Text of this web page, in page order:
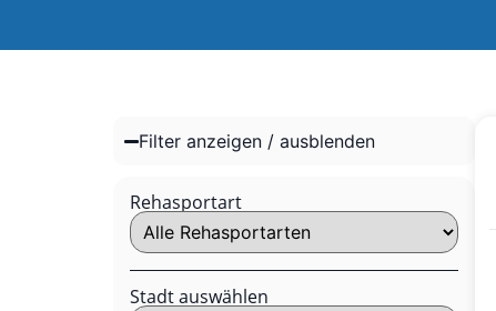
Filter anzeigen / ausblenden
Rehasportart
Stadt auswählen